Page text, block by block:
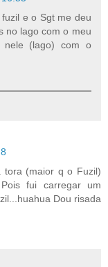
e o Sgt me deu
no lago com o meu
(lago) com o
tora (maior q o Fuzil)
fui carregar um
Dou risada